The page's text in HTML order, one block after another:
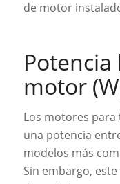
de motor
motor
Los motores
una potencia
modelos más
Sin embargo,